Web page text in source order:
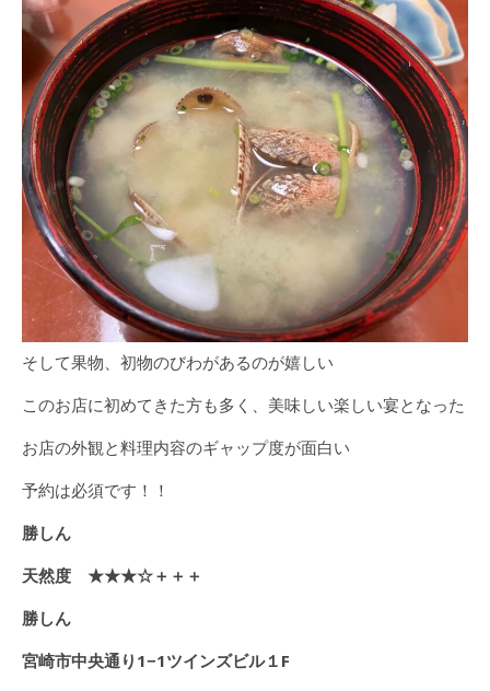
そして果物、初物のびわがあるのが嬉しい
このお店に初めてきた方も多く、美味しい楽しい宴となった
お店の外観と料理内容のギャップ度が面白い
予約は必須です！！
勝しん
天然度 ★★★☆＋＋＋
勝しん
宮崎市中央通り1−1ツインズビル１F